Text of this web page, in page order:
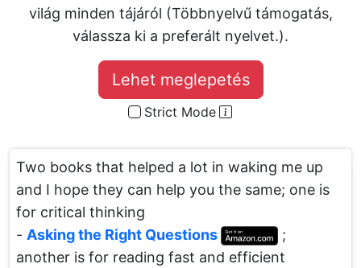
világ minden tájáról (Többnyelvű támogatás,
válassza ki a preferált nyelvet.).
Lehet meglepetés
Strict Mode
Two books that helped a lot in waking me up
and I hope they can help you the same; one is
for critical thinking
- Asking the Right Questions
;
another is for reading fast and efficient